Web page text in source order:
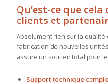
Qu’est-ce que
clients et
Absolument rien sur la qualité
fabrication de nouvelles
assure un soutien total pour
Support technique